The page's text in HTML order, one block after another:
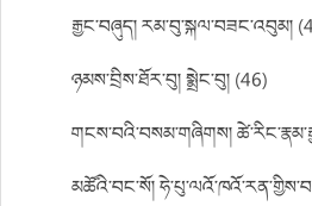
རྒྱང་བཞུད། རམ་བུ་སྐལ་བཟང་འབུམ།
ཉམས་བྲིས་ཐོར་བུ། སྨྲེང་བུ། (46)
གངས་བའི་བསམ་གཞིགས།
མཚོའི་བང་སོ།